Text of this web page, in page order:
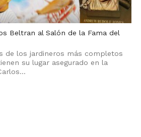
Beltran al Salón de la Fama del
de los jardineros más completos
su lugar asegurado en la